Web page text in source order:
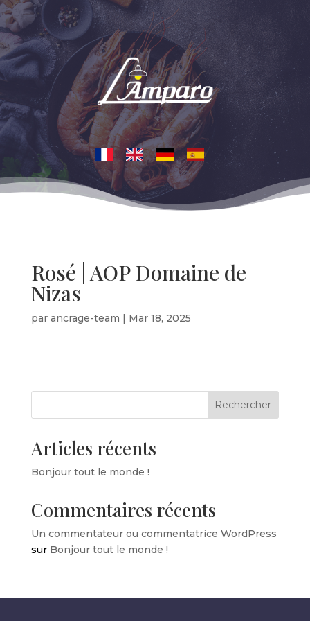
Rosé | AOP Domaine de
Nizas
par ancrage-team | Mar 18, 2025
Rechercher
Articles récents
Bonjour tout le monde !
Commentaires récents
Un commentateur ou commentatrice WordPress
sur Bonjour tout le monde !